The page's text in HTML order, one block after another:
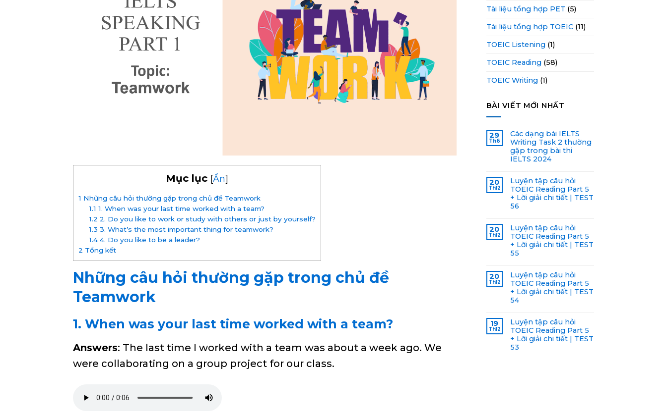
Mục lục [Ẩn]
1 Những câu hỏi thường gặp trong chủ đề Teamwork
1.1 1. When was your last time worked with a team?
1.2 2. Do you like to work or study with others or just by yourself?
1.3 3. What’s the most important thing for teamwork?
1.44. Do you like to be a leader?
2 Tổng kết
Những câu hỏi thường gặp trong chủ đề
Teamwork
1. When was your last time worked with a team?
Answers: The last time I worked with a team was about a week ago. We
were collaborating on a group project for our class.
Tài liệu tổng hợp PET (5)
Tài liệu tổng hợp TOEIC(11)
TOEIC Listening(1)
TOEIC Reading(58)
TOEIC Writing(1)
BÀI VIẾT MỚI NHẤT
29
Th6
Các dạng bài IELTS
Writing Task 2 thường
gặp trong bài thi
IELTS 2024
20
Th12
Luyện tập câu hỏi
TOEIC Reading Part 5
+ Lời giải chi tiết | TEST
56
20
Th12
Luyện tập câu hỏi
TOEIC Reading Part 5
+ Lời giải chi tiết | TEST
55
20
Th12
Luyện tập câu hỏi
TOEIC Reading Part 5
+ Lời giải chi tiết | TEST
54
19
Th12
Luyện tập câu hỏi
TOEIC Reading Part 5
+ Lời giải chi tiết | TEST
53